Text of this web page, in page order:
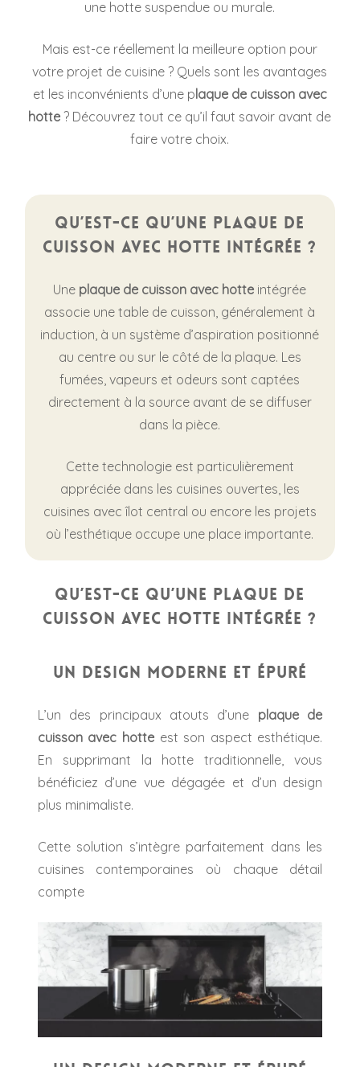
une hotte suspendue ou murale.
Mais est-ce réellement la meilleure option pour
votre projet de cuisine ? Quels sont les avantages
et les inconvénients d’une plaque de cuisson avec
hotte ? Découvrez tout ce qu’il faut savoir avant de
faire votre choix.
Qu’est-ce qu’une plaque de
cuisson avec hotte intégrée ?
Une plaque de cuisson avec hotte intégrée
associe une table de cuisson, généralement à
induction, à un système d’aspiration positionné
au centre ou sur le côté de la plaque. Les
fumées, vapeurs et odeurs sont captées
directement à la source avant de se diffuser
dans la pièce.
Cette technologie est particulièrement
appréciée dans les cuisines ouvertes, les
cuisines avec îlot central ou encore les projets
où l’esthétique occupe une place importante.
Qu’est-ce qu’une plaque de
cuisson avec hotte intégrée ?
Un design moderne et épuré
L’un des principaux atouts d’une plaque de
cuisson avec hotteest son aspect esthétique.
En supprimant la hotte traditionnelle, vous
bénéficiez d’une vue dégagée et d’un design
plus minimaliste.
Cette solution s’intègre parfaitement dans les
cuisines contemporaines où chaque détail
compte